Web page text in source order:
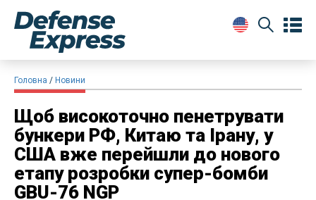
Головна Новини
Щоб високоточно пенетрувати
бункери РФ, Китаю та Ірану, у
США вже перейшли до нового
етапу розробки супер-бомби
GBU-76 NGP